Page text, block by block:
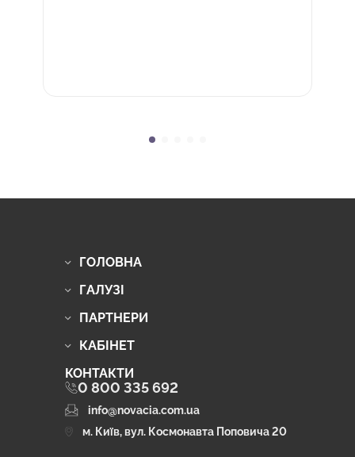
ГОЛОВНА
ГАЛУЗІ
ПАРТНЕРИ
КАБІНЕТ
КОНТАКТИ
0 800 335 692
info@novacia.com.ua
м. Київ, вул. Космонавта Поповича 20